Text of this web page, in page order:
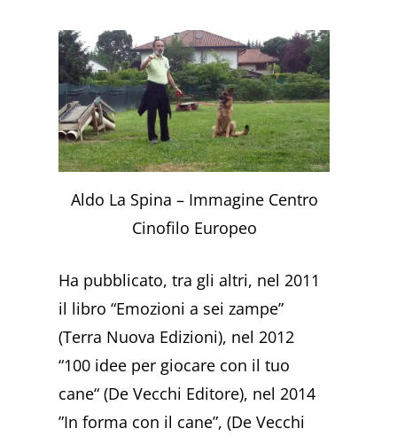
Aldo La Spina – Immagine Centro
Cinofilo Europeo
Ha pubblicato, tra gli altri, nel 2011
il libro “Emozioni a sei zampe”
(Terra Nuova Edizioni), nel 2012
“100 idee per giocare con il tuo
cane“ (De Vecchi Editore), nel 2014
”In forma con il cane”, (De Vecchi